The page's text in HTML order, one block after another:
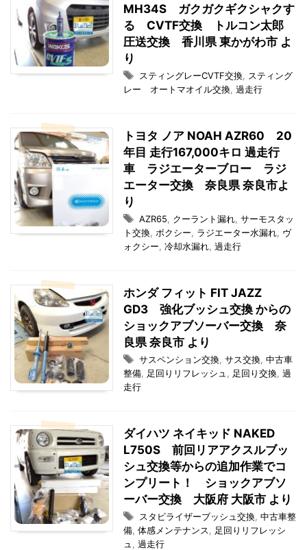
MH34S ガクガクギクシャクす
る CVTF交換 トルコン太郎
圧送交換 香川県 東かがわ市 よ
り
スティングレーCVTF交換
スティング
レー オートマオイル交換 過走行
トヨタ ノア NOAH AZR60 20
年目 走行167,000キロ 過走行
車 ラジエーターブロー ラジ
エーター交換 奈良県 奈良市よ
り
AZR65 クーラント漏れ サーモスタッ
ト交換 ボクシー ラジエーター水漏れ ヴ
ォクシー 冷却水漏れ 過走行
ホンダ フィット FIT JAZZ
GD3 強化ブッシュ交換 からの
ショックアブソーバー交換 奈
良県 奈良市 より
サスペンション交換 サス交換 中古車
整備
足回りリフレッシュ 足回り交換 過
走行
ダイハツ ネイキッド NAKED
L750S 前回リアアクスルブッ
シュ交換等からの追加作業でコ
ンプリート！ ショックアブソ
ーバー交換 大阪府 大阪市 より
スタビライザーブッシュ交換 中古車整
備 体感メンテナンス
足回りリフレッシ
ュ
過走行